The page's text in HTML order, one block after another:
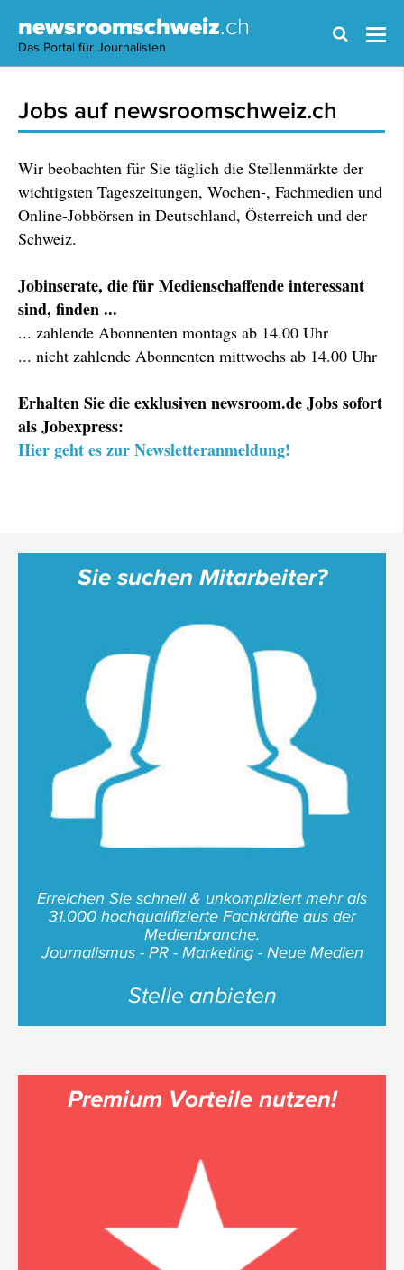
newsroomschweiz.ch
Das Portal für Journalisten
Jobs auf newsroomschweiz.ch
Wir beobachten für Sie täglich die Stellenmärkte der
wichtigsten Tageszeitungen, Wochen-, Fachmedien und
Online-Jobbörsen in Deutschland, Österreich und der
Schweiz.
Jobinserate, die für Medienschaffende interessant
sind, finden ...
... zahlende Abonnenten montags ab 14.00 Uhr
... nicht zahlende Abonnenten mittwochs ab 14.00 Uhr
Erhalten Sie die exklusiven newsroom.de Jobs sofort
als Jobexpress:
Hier geht es zur Newsletteranmeldung!
Sie suchen Mitarbeiter?
Erreichen Sie schnell & unkompliziert mehr als
31.000 hochqualifizierte Fachkräfte aus der
Medienbranche.
Journalismus - PR - Marketing - Neue Medien
Stelle anbieten
Premium Vorteile nutzen!